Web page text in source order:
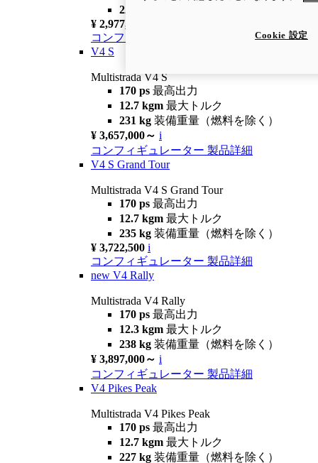
229 kg
¥ 2,977,000
コンフィギュレーター
V4 S
Multistrada V4 S
170 ps 最高出力
12.7 kgm 最大トルク
231 kg 装備重量（燃料を除く）
¥ 3,657,000～ i
コンフィギュレーター 製品詳細
V4 S Grand Tour
Multistrada V4 S Grand Tour
170 ps 最高出力
12.7 kgm 最大トルク
235 kg 装備重量（燃料を除く）
¥ 3,722,500 i
コンフィギュレーター 製品詳細
new V4 Rally
Multistrada V4 Rally
170 ps 最高出力
12.3 kgm 最大トルク
238 kg 装備重量（燃料を除く）
¥ 3,897,000～ i
コンフィギュレーター 製品詳細
V4 Pikes Peak
Multistrada V4 Pikes Peak
170 ps 最高出力
12.7 kgm 最大トルク
227 kg 装備重量（燃料を除く）
Cookie 設定